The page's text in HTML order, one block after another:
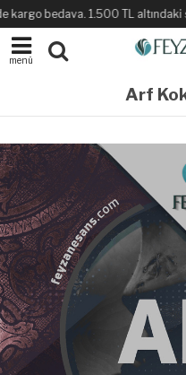
bedava. 1.500 TL altındaki
menü
Arf